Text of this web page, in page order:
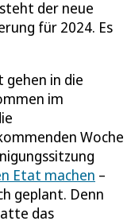
der neue
für 2024. Es
gehen in die
im
Woche
Etat machen –
geplant. Denn
das